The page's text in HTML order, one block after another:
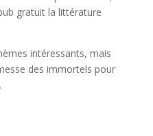
gratuit la littérature
intéressants, mais
des immortels pour